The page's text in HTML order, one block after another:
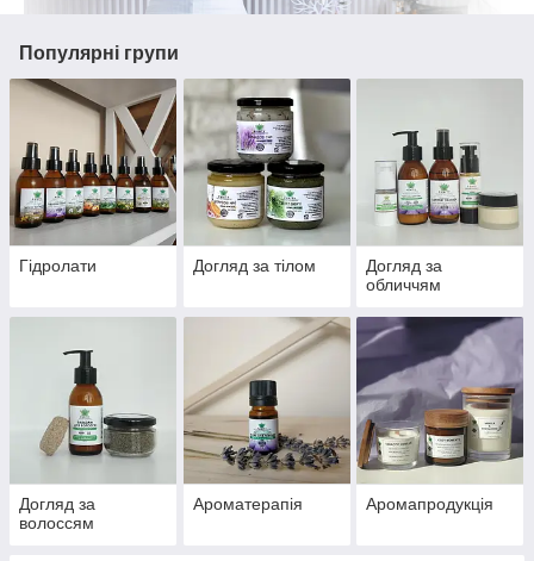
Популярні групи
Гідролати Догляд за тілом
Догляд за
обличчям
Догляд за
волоссям
Ароматерапія Аромапродукція